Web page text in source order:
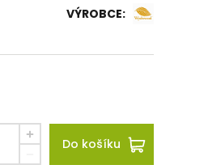
VÝROBCE:
Do košíku